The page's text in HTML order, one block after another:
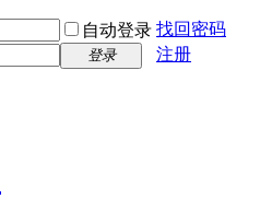
自动登录 找回密码
登录 注册